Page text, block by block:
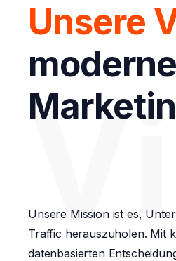
Unsere
Unsere Mission ist es,
Traffic herauszuholen. Mit
datenbasierten